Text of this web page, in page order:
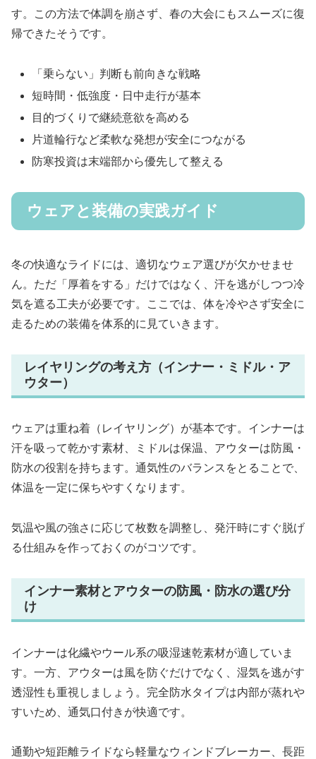
す。この方法で体調を崩さず、春の大会にもスムーズに復
帰できたそうです。
「乗らない」判断も前向きな戦略
短時間・低強度・日中走行が基本
目的づくりで継続意欲を高める
片道輪行など柔軟な発想が安全につながる
防寒投資は末端部から優先して整える
ウェアと装備の実践ガイド
冬の快適なライドには、適切なウェア選びが欠かせませ
ん。ただ「厚着をする」だけではなく、汗を逃がしつつ冷
気を遮る工夫が必要です。ここでは、体を冷やさず安全に
走るための装備を体系的に見ていきます。
レイヤリングの考え方（インナー・ミドル・ア
ウター）
ウェアは重ね着（レイヤリング）が基本です。インナーは
汗を吸って乾かす素材、ミドルは保温、アウターは防風・
防水の役割を持ちます。通気性のバランスをとることで、
体温を一定に保ちやすくなります。
気温や風の強さに応じて枚数を調整し、発汗時にすぐ脱げ
る仕組みを作っておくのがコツです。
インナー素材とアウターの防風・防水の選び分
け
インナーは化繊やウール系の吸湿速乾素材が適していま
す。一方、アウターは風を防ぐだけでなく、湿気を逃がす
透湿性も重視しましょう。完全防水タイプは内部が蒸れや
すいため、通気口付きが快適です。
通勤や短距離ライドなら軽量なウィンドブレーカー、長距